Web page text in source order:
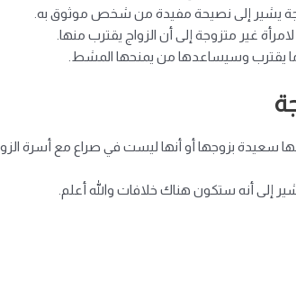
يشير إلى نصيحة مفيدة من شخص موثوق به.
غير متزوجة إلى أن الزواج يقترب منها.
يقترب وسيساعدها من يمنحها المشط.
سعيدة بزوجها أو أنها ليست في صراع مع أسرة
إلى أنه ستكون هناك خلافات والله أعلم.